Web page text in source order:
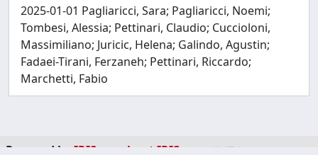
2025-01-01 Pagliaricci, Sara; Pagliaricci, Noemi;
Tombesi, Alessia; Pettinari, Claudio; Cuccioloni,
Massimiliano; Juricic, Helena; Galindo, Agustin;
Fadaei-Tirani, Ferzaneh; Pettinari, Riccardo;
Marchetti, Fabio
Powered by IRIS about IRIS